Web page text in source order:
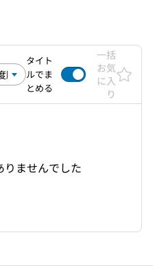
タイト
ルでま
とめる
一括
お気
に入
り
ませんでした